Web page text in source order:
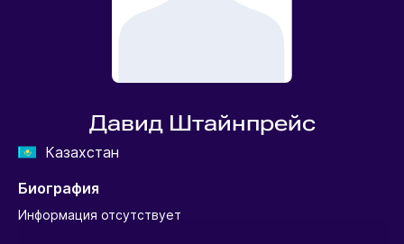
Давид Штайнпрейс
Казахстан
Биография
Информация отсутствует